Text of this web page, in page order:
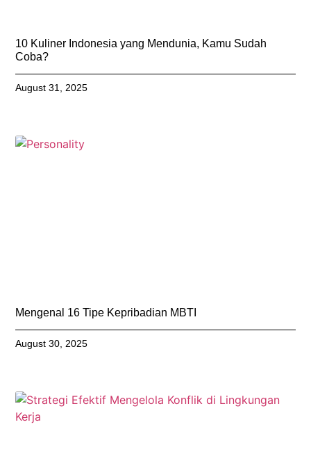
10 Kuliner Indonesia yang Mendunia, Kamu Sudah
Coba?
August 31, 2025
Mengenal 16 Tipe Kepribadian MBTI
August 30, 2025